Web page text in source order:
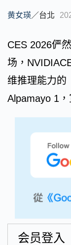
黄女瑛／台北
CES 2026俨
场，
维推理能力的
Alpamayo 1
会员登入